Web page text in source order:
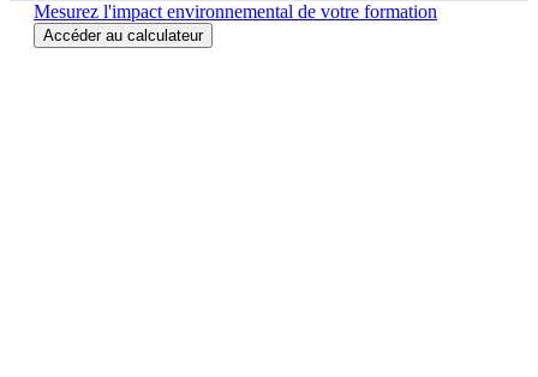
Mesurez l'impact environnemental de votre formation
Accéder au calculateur